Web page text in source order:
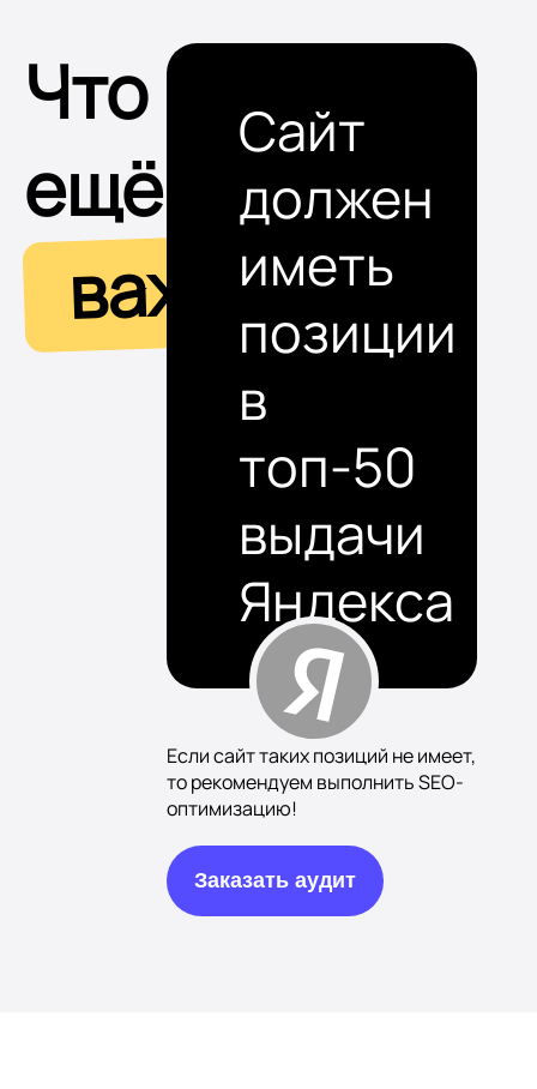
Что
ещё
важно
Сайт
должен
иметь
позиции
в
топ-50
выдачи
Яндекса
Если сайт таких позиций не имеет,
то рекомендуем выполнить SEO-
оптимизацию!
Заказать аудит